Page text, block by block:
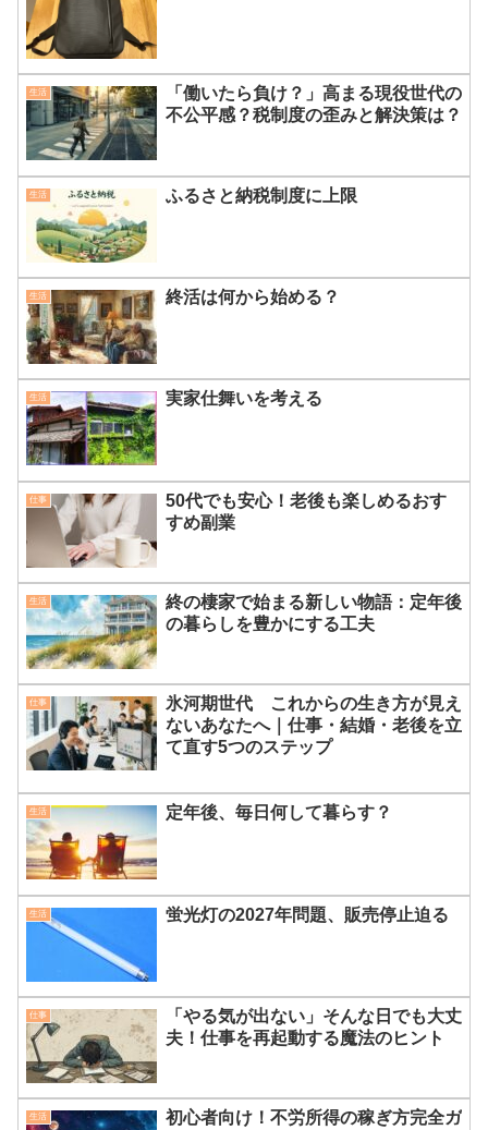
生活
「働いたら負け？」高まる現役世代の
不公平感？税制度の歪みと解決策は？
生活 ふるさと納税制度に上限
生活 終活は何から始める？
生活 実家仕舞いを考える
仕事
50代でも安心！老後も楽しめるおす
すめ副業
生活
終の棲家で始まる新しい物語：定年後
の暮らしを豊かにする工夫
仕事
氷河期世代 これからの生き方が見え
ないあなたへ｜仕事・結婚・老後を立
て直す5つのステップ
生活 定年後、毎日何して暮らす？
生活 蛍光灯の2027年問題、販売停止迫る
仕事
「やる気が出ない」そんな日でも大丈
夫！仕事を再起動する魔法のヒント
生活
初心者向け！不労所得の稼ぎ方完全ガ